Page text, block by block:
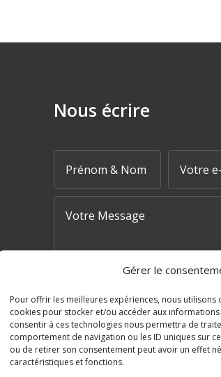
Gérer le
Pour offrir les meilleures expériences, nous utilisons
cookies pour stocker et/ou accéder aux
consentir à ces technologies nous permettra de
comportement de navigation ou les ID uniques sur
ou de retirer son consentement peut avoir un effet
caractéristiques et fonctions.
Nous écrire
9 + 3= ENVOYER MA